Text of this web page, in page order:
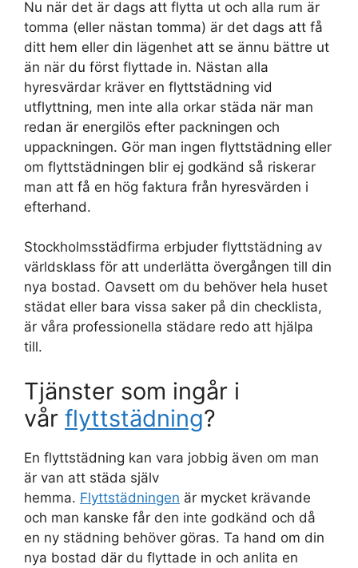
Nu när det är dags att flytta ut och alla rum är
tomma (eller nästan tomma) är det dags att få
ditt hem eller din lägenhet att se ännu bättre ut
än när du först flyttade in. Nästan alla
hyresvärdar kräver en flyttstädning vid
utflyttning, men inte alla orkar städa när man
redan är energilös efter packningen och
uppackningen. Gör man ingen flyttstädning eller
om flyttstädningen blir ej godkänd så riskerar
man att få en hög faktura från hyresvärden i
efterhand.
Stockholmsstädfirma erbjuder flyttstädning av
världsklass för att underlätta övergången till din
nya bostad. Oavsett om du behöver hela huset
städat eller bara vissa saker på din checklista,
är våra professionella städare redo att hjälpa
till.
Tjänster som ingår i
vår flyttstädning?
En flyttstädning kan vara jobbig även om man
är van att städa själv
hemma. Flyttstädningen är mycket krävande
och man kanske får den inte godkänd och då
en ny städning behöver göras. Ta hand om din
nya bostad där du flyttade in och anlita en